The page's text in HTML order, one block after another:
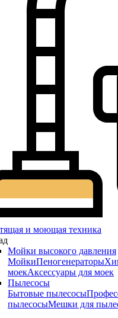
и моющая техника
Мойки высокого давления
МойкиПеногенераторы
моекАксессуары для моек
Пылесосы
Бытовые пылесосы
пылесосыМешки для